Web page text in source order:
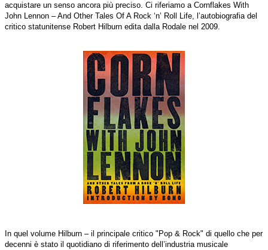
acquistare un senso ancora più preciso. Ci riferiamo a Cornflakes With
John Lennon – And Other Tales Of A Rock ‘n’ Roll Life, l’autobiografia del
critico statunitense Robert Hilburn edita dalla Rodale nel 2009.
In quel volume Hilburn – il principale critico "Pop & Rock" di quello che per
decenni è stato il quotidiano di riferimento dell’industria musicale